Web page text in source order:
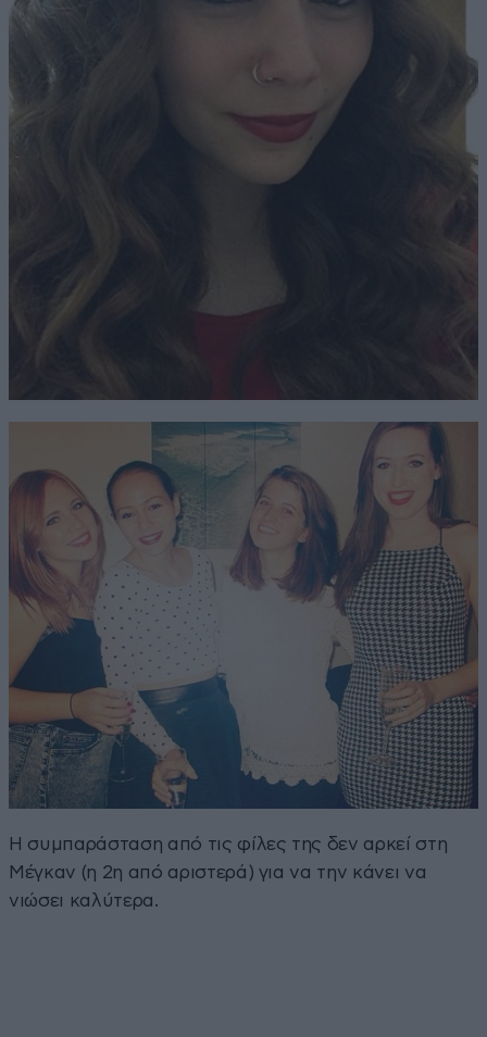
Η συμπαράσταση από τις φίλες της δεν αρκεί στη
Μέγκαν (η 2η από αριστερά) για να την κάνει να
νιώσει καλύτερα.